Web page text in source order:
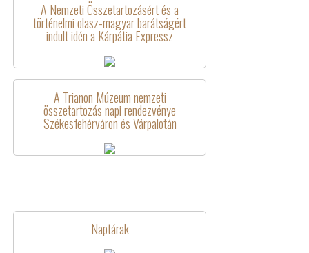
A Nemzeti Összetartozásért és a
történelmi olasz-magyar barátságért
indult idén a Kárpátia Expressz
A Trianon Múzeum nemzeti
összetartozás napi rendezvénye
Székesfehérváron és Várpalotán
Naptárak